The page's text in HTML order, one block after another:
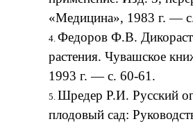
«Медицина», 1983 г. —
Федоров Ф.В.
растения. Чувашское
1993 г. — с. 60-61.
Шредер Р.И. Русский
плодовый сад: